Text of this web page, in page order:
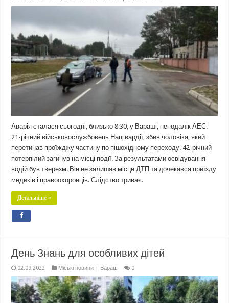
Аварія сталася сьогодні, близько 8:30, у Вараші, неподалік АЕС.
21-річний військовослужбовець Нацгвардії, збив чоловіка, який
перетинав проїжджу частину по пішохідному переходу. 42-річний
потерпілий загинув на місці події. За результатами освідування
водій був тверезм. Він не залишав місце ДТП та дочекався приїзду
медиків і правоохоронців. Слідство триває.
Детальніше »
День Знань для особливих дітей
02.09.2022 Міські новини | Вараш 0